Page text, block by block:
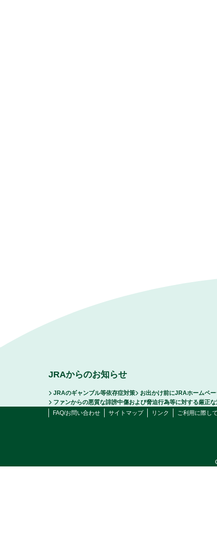
JRAからのお知らせ
JRAのギャンブル等依存症対策
お出かけ前にJRAホームペ
ファンからの悪質な誹謗中傷および脅迫行為等に対する厳正
FAQ/お問い合わせ
サイトマップ リンク ご利用に際し